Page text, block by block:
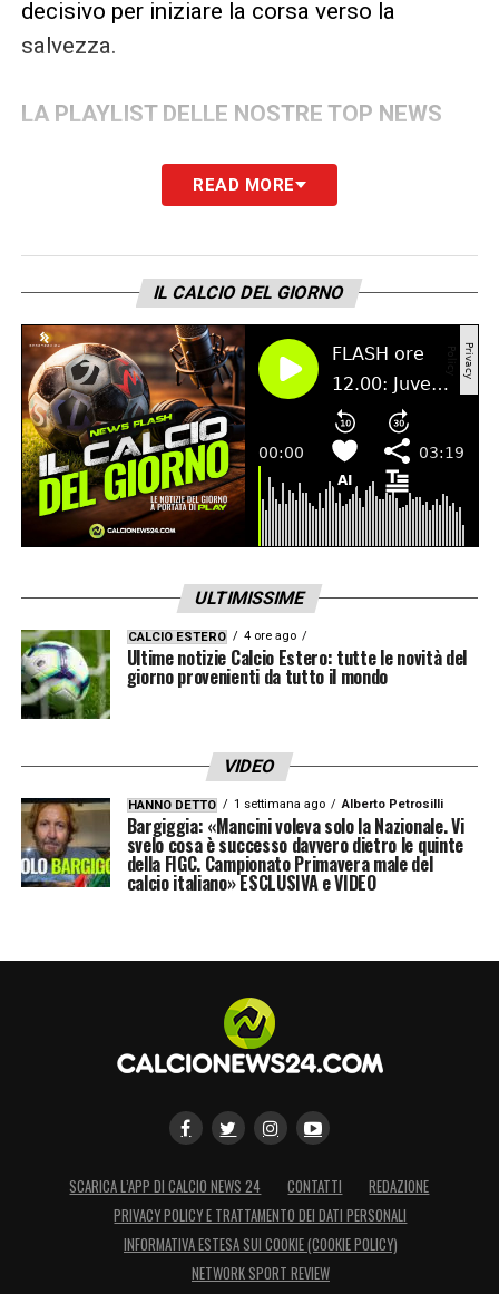
decisivo per iniziare la corsa verso la
salvezza.
LA PLAYLIST DELLE NOSTRE TOP NEWS
READ MORE
IL CALCIO DEL GIORNO
ULTIMISSIME
CALCIO ESTERO 4 ore ago
Ultime notizie Calcio Estero: tutte le novità del
giorno provenienti da tutto il mondo
VIDEO
HANNO DETTO 1 settimana ago Alberto Petrosilli
Bargiggia: «Mancini voleva solo la Nazionale. Vi
svelo cosa è successo davvero dietro le quinte
della FIGC. Campionato Primavera male del
calcio italiano» ESCLUSIVA e VIDEO
SCARICA L’APP DI CALCIO NEWS 24 CONTATTI
REDAZIONE
PRIVACY POLICY E TRATTAMENTO DEI DATI PERSONALI
INFORMATIVA ESTESA SUI COOKIE (COOKIE POLICY)
NETWORK SPORT REVIEW